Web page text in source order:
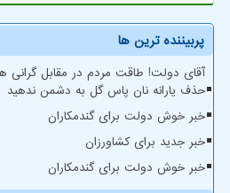
پربیننده ترین ها
آقای دولت! طاقت مردم در مقابل گرانی
حذف یارانه نان پاس گل به دشمن ندهید
خبر خوش دولت برای گندمکاران
خبر جدید برای کشاورزان
خبر خوش دولت برای گندمکاران